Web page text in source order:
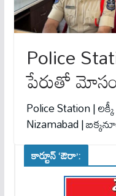
Police
పేరుతో
Police Station |
Nizamabad |
కార్టూన్ ‘ఔరా’: